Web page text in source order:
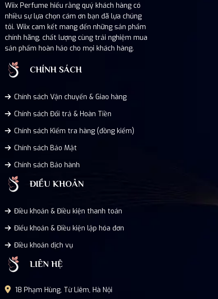
Wiix Perfume hiểu rằng quý khách hàng có
nhiều sự lựa chọn cám ơn bạn đã lựa chúng
tôi. Wiix cam kết mang đến những sản phẩm
chính hãng, chất lượng cùng trải nghiệm mua
sản phẩm hoàn hảo cho mọi khách hàng.
CHÍNH SÁCH
Chính sách Vận chuyển & Giao hàng
Chính sách Đổi trả & Hoàn Tiền
Chính sách Kiểm tra hàng (đồng kiểm)
Chính sách Bảo Mật
Chính sách Bảo hành
ĐIỀU KHOẢN
Điều khoản & Điều kiện thanh toán
Điểu khoản & Điều kiện lập hóa đơn
Điều khoản dịch vụ
LIÊN HỆ
18 Phạm Hùng, Từ Liêm, Hà Nội